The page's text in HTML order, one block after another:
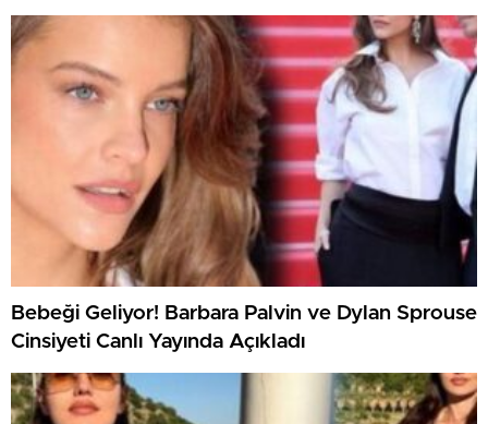
Bebeği Geliyor! Barbara Palvin ve Dylan Sprouse
Cinsiyeti Canlı Yayında Açıkladı